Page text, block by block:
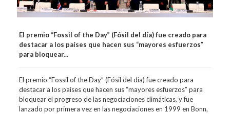
El premio “Fossil of the Day” (Fósil del día) fue creado para
destacar a los países que hacen sus “mayores esfuerzos”
para bloquear...
El premio “Fossil of the Day” (Fósil del día) fue creado para
destacar a los países que hacen sus “mayores esfuerzos” para
bloquear el progreso de las negociaciones climáticas, y fue
lanzado por primera vez en las negociaciones en 1999 en Bonn,